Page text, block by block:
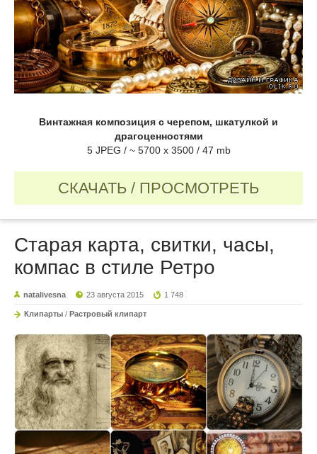
Винтажная композиция с черепом, шкатулкой и
драгоценностями
5 JPEG / ~ 5700 x 3500 / 47 mb
СКАЧАТЬ / ПРОСМОТРЕТЬ
Старая карта, свитки, часы,
компас в стиле Ретро
natalivesna 23 августа 2015 1 748
Клипарты / Растровый клипарт